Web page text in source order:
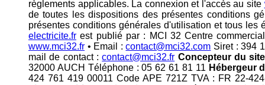
règlements applicables. La connexion et l'accès au site
de toutes les dispositions des présentes conditions
présentes conditions générales d'utilisation et tous
electricite.fr est publié par : MCI 32 Centre
www.mci32.fr • Email :contact@mci32.com Siret : 394
mail de contact :contact@mci32.fr Concepteur du site
32000 AUCH Téléphone : 05 62 61 81 11 Hébergeur
424 761 419 00011 Code APE 721Z TVA : FR 22-